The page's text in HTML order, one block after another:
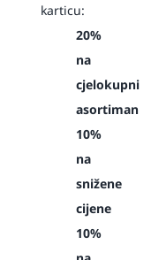
karticu:
20%
na
cjelokupni
asortiman
10%
na
snižene
cijene
10%